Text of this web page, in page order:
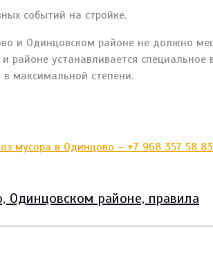
событий на стройке.
и Одинцовском районе не должно
районе устанавливается
в максимальной степени.
Одинцовском районе, правила